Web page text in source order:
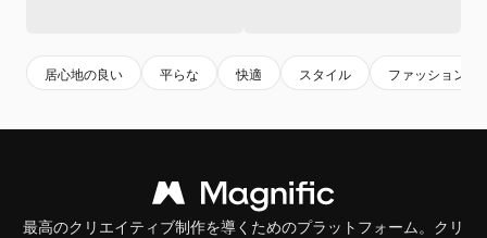
居心地の良い 平らな 快適 スタイル ファッション
最高のクリエイティブ制作を導くためのプラットフォーム。クリ